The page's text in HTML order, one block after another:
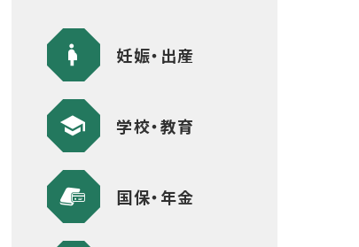
妊娠・出産
学校・教育
国保・年金